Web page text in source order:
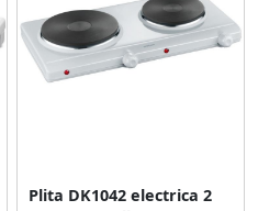
Plita DK1042 electrica 2